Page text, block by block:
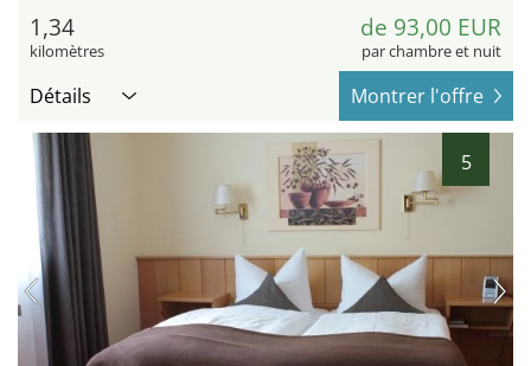
1,34
kilomètres
de 93,00 EUR
par chambre et nuit
Détails Montrer l'offre
5